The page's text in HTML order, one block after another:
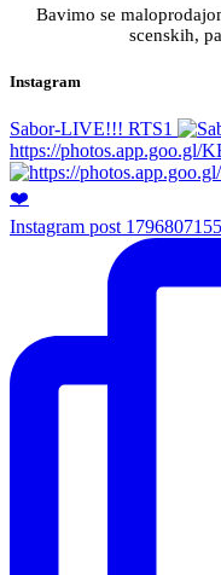
Bavimo se
scenskih,
Instagram
Sabor-LIVE!!! RTS1
https://photos.app.goo.gl/
Instagram post